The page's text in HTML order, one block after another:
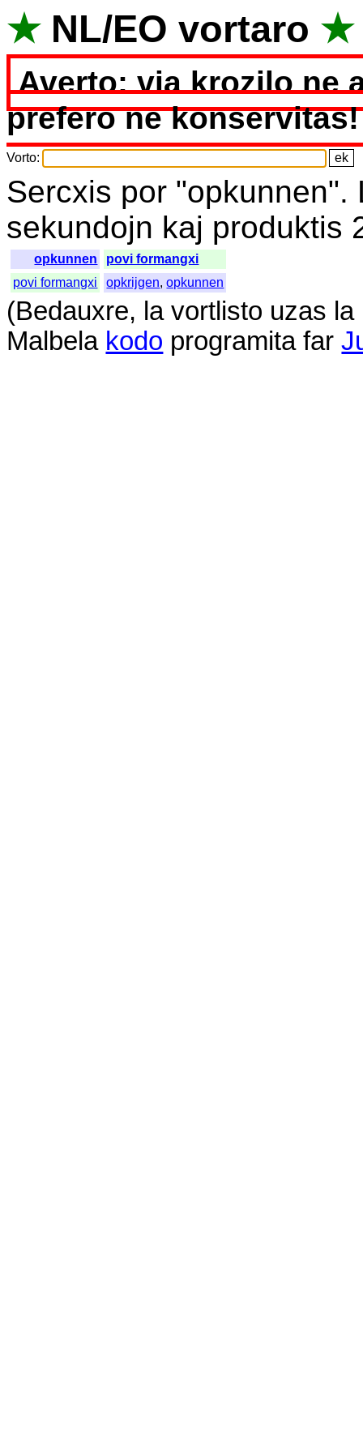
★ NL/EO vortaro ★
Averto: via krozilo ne
prefero ne konservitas!
Vorto:
Sercxis por "opkunnen".
sekundojn kaj produktis
opkunnen
povi formangxi
povi formangxi
opkrijgen,opkunnen
(Bedauxre, la vortlisto uzas la
Malbela kodo programita far